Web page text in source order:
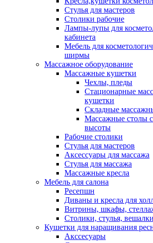
Стулья для мастеров
Столики рабочие
Лампы-лупы для
кабинета
Мебель для
ширмы
Массажное оборудование
Массажные кушетки
Чехлы, пледы
Стационарные
кушетки
Складные
Массажные столы с
высоты
Рабочие столики
Стулья для мастеров
Аксессуары для массажа
Стулья для массажа
Массажные кресла
Мебель для салона
Ресепшн
Диваны и кресла для
Витрины, шкафы,
Столики, стулья,
Кушетки для наращивания
Акссесуары